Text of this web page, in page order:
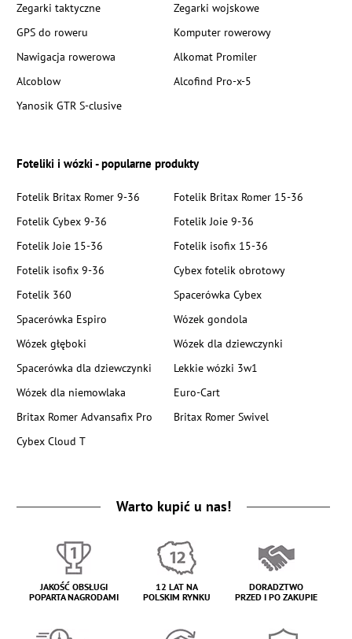
Zegarki taktyczne
Zegarki wojskowe
GPS do roweru
Komputer rowerowy
Nawigacja rowerowa
Alkomat Promiler
Alcoblow
Alcofind Pro-x-5
Yanosik GTR S-clusive
Foteliki i wózki - popularne produkty
Fotelik Britax Romer 9-36
Fotelik Britax Romer 15-36
Fotelik Cybex 9-36
Fotelik Joie 9-36
Fotelik Joie 15-36
Fotelik isofix 15-36
Fotelik isofix 9-36
Cybex fotelik obrotowy
Fotelik 360
Spacerówka Cybex
Spacerówka Espiro
Wózek gondola
Wózek głęboki
Wózek dla dziewczynki
Spacerówka dla dziewczynki
Lekkie wózki 3w1
Wózek dla niemowlaka
Euro-Cart
Britax Romer Advansafix Pro
Britax Romer Swivel
Cybex Cloud T
Warto kupić u nas!
JAKOŚĆ OBSŁUGI
POPARTA NAGRODAMI
12 LAT NA
POLSKIM RYNKU
DORADZTWO
PRZED I PO ZAKUPIE